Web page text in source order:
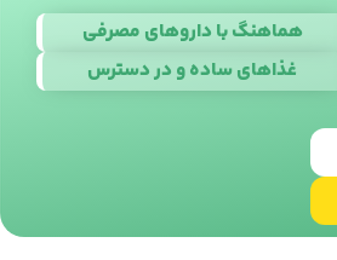
هماهنگ با داروهای مصرفی
غذاهای ساده و در دسترس